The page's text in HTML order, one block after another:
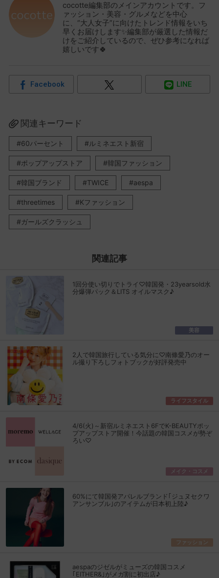
cocotte編集部のメインアカウントです。フ
ァッション・美容・グルメなどを中心
に、“大人女子”に向けたトレンド情報をいち
早くお届けします✨編集部が厳選した情報だ
けをご紹介しているので、ぜひ参考になれば
嬉しいです🍀
Facebook LINE
関連キーワード
60パーセント ルミネエスト新宿
ポップアップストア 韓国ファッション
韓国ブランド TWICE aespa
threetimes Kファッション
ガールズクラッシュ
関連記事
1回分使い切りでトライ♡韓国発・23yearsold水
分爆弾パック＆LITS オイルマスク♪
美容
2人で韓国旅行している気分に♡南條愛乃のオー
ル撮り下ろしフォトブックが好評発売中
ライフスタイル
4/6(火)～新宿ルミネエスト6FでK-BEAUTYポッ
プアップストア開催！今話題の韓国コスメが勢ぞ
ろい♡
メイク・コスメ
60%にて韓国発アパレルブランド｢ジュヌセクワ
アンサンブル｣のアイテムが日本初上陸♪
ファッション
aespaのジゼルがミューズの韓国コスメ
｢EITHER&｣がメガ割に初出店♪